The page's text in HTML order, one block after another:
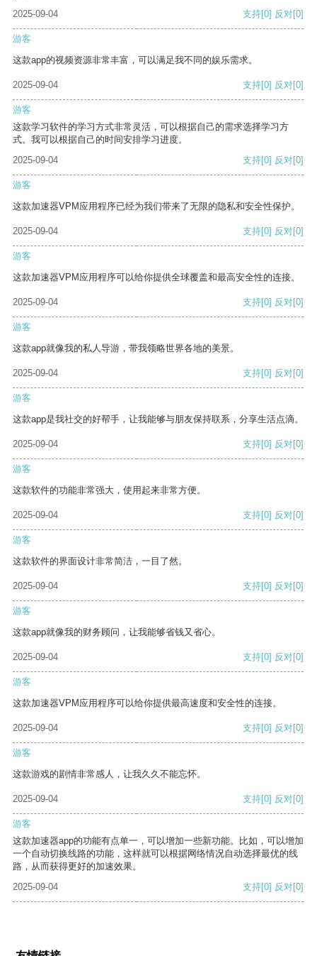
2025-09-04
支持[0] 反对[0]
游客
这款app的视频资源非常丰富，可以满足我不同的娱乐需求。
2025-09-04 支持[0] 反对[0]
游客
这款学习软件的学习方式非常灵活，可以根据自己的需求选择学习方
式。我可以根据自己的时间安排学习进度。
2025-09-04
支持[0] 反对[0]
游客
这款加速器VPM应用程序已经为我们带来了无限的隐私和安全性保护。
2025-09-04 支持[0] 反对[0]
游客
这款加速器VPM应用程序可以给你提供全球覆盖和最高安全性的连接。
2025-09-04 支持[0] 反对[0]
游客
这款app就像我的私人导游，带我领略世界各地的美景。
2025-09-04 支持[0] 反对[0]
游客
这款app是我社交的好帮手，让我能够与朋友保持联系，分享生活点滴。
2025-09-04 支持[0] 反对[0]
游客
这款软件的功能非常强大，使用起来非常方便。
2025-09-04 支持[0] 反对[0]
游客
这款软件的界面设计非常简洁，一目了然。
2025-09-04 支持[0] 反对[0]
游客
这款app就像我的财务顾问，让我能够省钱又省心。
2025-09-04 支持[0] 反对[0]
游客
这款加速器VPM应用程序可以给你提供最高速度和安全性的连接。
2025-09-04 支持[0] 反对[0]
游客
这款游戏的剧情非常感人，让我久久不能忘怀。
2025-09-04 支持[0] 反对[0]
游客
这款加速器app的功能有点单一，可以增加一些新功能。比如，可以增加
一个自动切换线路的功能，这样就可以根据网络情况自动选择最优的线
路，从而获得更好的加速效果。
2025-09-04
支持[0] 反对[0]